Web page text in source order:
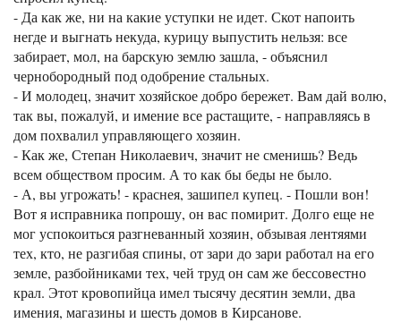
- Да как же, ни на какие уступки не идет. Скот напоить
негде и выгнать некуда, курицу выпустить нельзя: все
забирает, мол, на барскую землю зашла, - объяснил
чернобородный под одобрение стальных.
- И молодец, значит хозяйское добро бережет. Вам дай волю,
так вы, пожалуй, и имение все растащите, - направляясь в
дом похвалил управляющего хозяин.
- Как же, Степан Николаевич, значит не сменишь? Ведь
всем обществом просим. А то как бы беды не было.
- А, вы угрожать! - краснея, зашипел купец. - Пошли вон!
Вот я исправника попрошу, он вас помирит. Долго еще не
мог успокоиться разгневанный хозяин, обзывая лентяями
тех, кто, не разгибая спины, от зари до зари работал на его
земле, разбойниками тех, чей труд он сам же бессовестно
крал. Этот кровопийца имел тысячу десятин земли, два
имения, магазины и шесть домов в Кирсанове.